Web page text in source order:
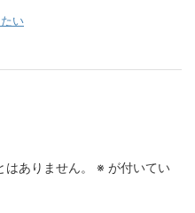
い
ありません。 ※ が付いてい